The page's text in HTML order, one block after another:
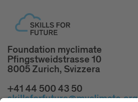
Foundation myclimate
Pfingstweidstrasse 10
8005 Zurich, Svizzera
+41 44 500 43 50
skillsforfuture@myclimate.org